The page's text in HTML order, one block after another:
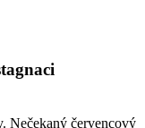
Nečekaný červencový